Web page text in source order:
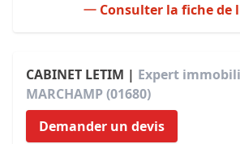
Consulter la fiche de
CABINET LETIM | Expert
MARCHAMP (01680)
Demander un devis